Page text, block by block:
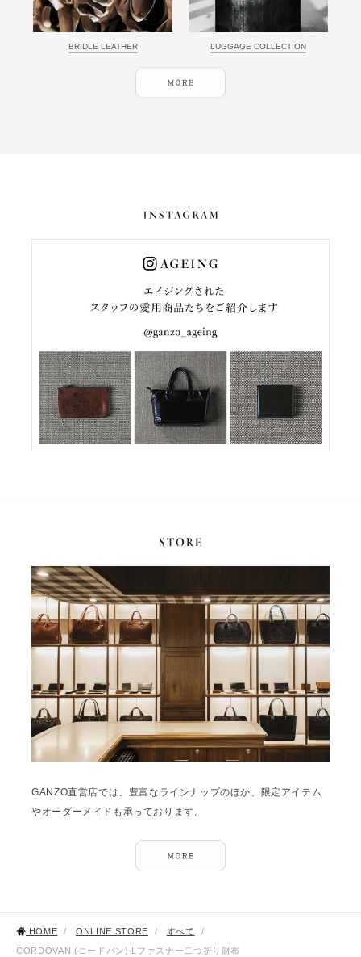
BRIDLE LEATHER LUGGAGE COLLECTION
GANZO直営店では、豊富なラインナップのほか、限定アイテム
やオーダーメイドも承っております。
HOME / ONLINE STORE / すべて
/
CORDOVAN (コードバン) Lファスナー二つ折り財布